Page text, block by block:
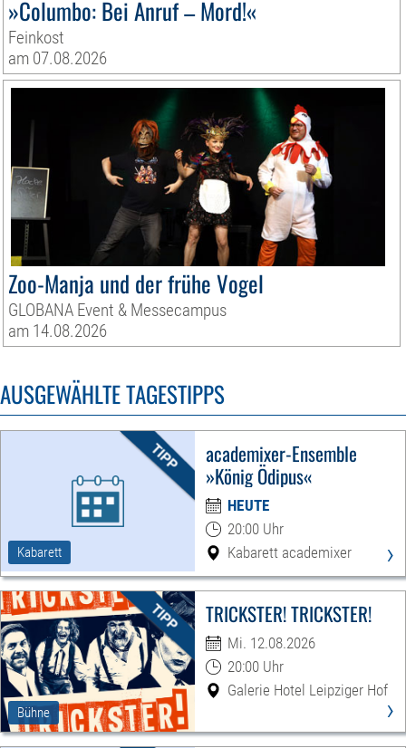
»Columbo: Bei Anruf – Mord!«
Feinkost
am 07.08.2026
Zoo-Manja und der frühe Vogel
GLOBANA Event & Messecampus
am 14.08.2026
AUSGEWÄHLTE TAGESTIPPS
Kabarett
academixer-Ensemble
»König Ödipus«
HEUTE
20:00 Uhr
Kabarett academixer
›
Bühne
TRICKSTER! TRICKSTER!
Mi. 12.08.2026
20:00 Uhr
Galerie Hotel Leipziger Hof
›